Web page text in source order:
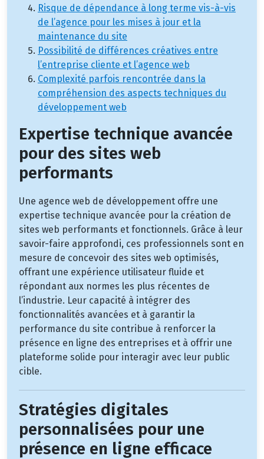
Risque de dépendance à long terme vis-à-vis
de l’agence pour les mises à jour et la
maintenance du site
Possibilité de différences créatives entre
l’entreprise cliente et l’agence web
Complexité parfois rencontrée dans la
compréhension des aspects techniques du
développement web
Expertise technique avancée
pour des sites web
performants
Une agence web de développement offre une
expertise technique avancée pour la création de
sites web performants et fonctionnels. Grâce à leur
savoir-faire approfondi, ces professionnels sont en
mesure de concevoir des sites web optimisés,
offrant une expérience utilisateur fluide et
répondant aux normes les plus récentes de
l’industrie. Leur capacité à intégrer des
fonctionnalités avancées et à garantir la
performance du site contribue à renforcer la
présence en ligne des entreprises et à offrir une
plateforme solide pour interagir avec leur public
cible.
Stratégies digitales
personnalisées pour une
présence en ligne efficace